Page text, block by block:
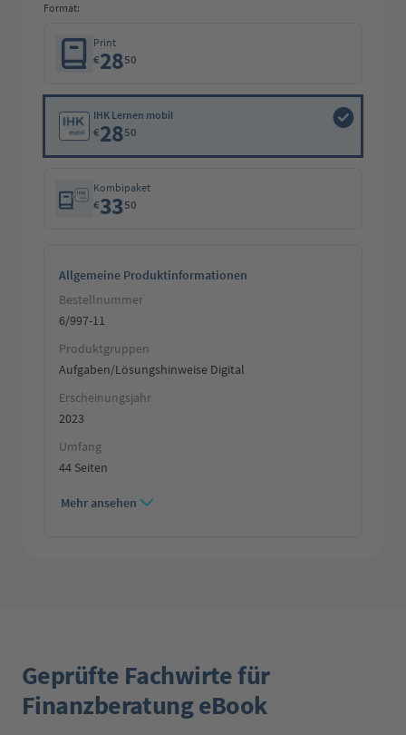
Format:
Print
€2850
IHK Lernen mobil
€2850
Kombipaket
€3350
Allgemeine Produktinformationen
Bestellnummer
6/997-11
Produktgruppen
Aufgaben/Lösungshinweise Digital
Erscheinungsjahr
2023
Umfang
44 Seiten
Mehr ansehen
Geprüfte Fachwirte für
Finanzberatung eBook